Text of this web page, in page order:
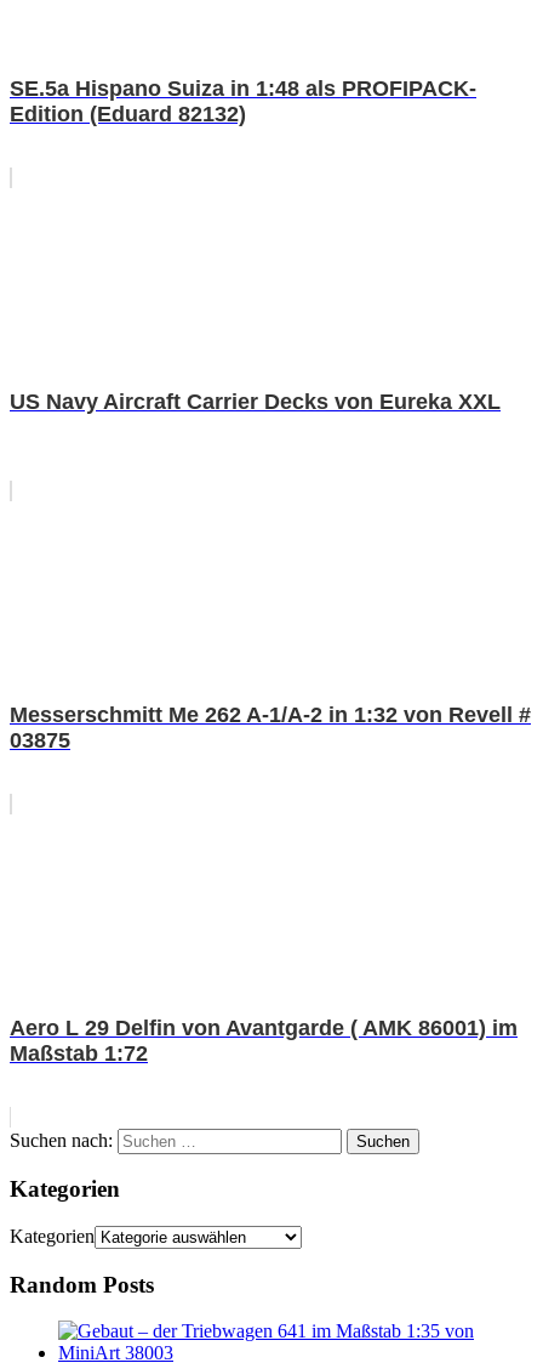
SE.5a Hispano Suiza in 1:48 als PROFIPACK-
Edition (Eduard 82132)
US Navy Aircraft Carrier Decks von Eureka XXL
Messerschmitt Me 262 A-1/A-2 in 1:32 von Revell #
03875
Aero L 29 Delfin von Avantgarde ( AMK 86001) im
Maßstab 1:72
Suchen nach: Suchen
Kategorien
Kategorien
Random Posts